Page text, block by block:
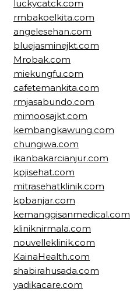
luckycatck.com
rmbakoelkita.com
angelesehan.com
bluejasminejkt.com
Mrobak.com
miekungfu.com
cafetemankita.com
rmjasabundo.com
mimoosajkt.com
kembangkawung.com
chungiwa.com
ikanbakarcianjur.com
kpjisehat.com
mitrasehatklinik.com
kpbanjar.com
kemanggisanmedical.com
kliniknirmala.com
nouvelleklinik.com
KainaHealth.com
shabirahusada.com
yadikacare.com